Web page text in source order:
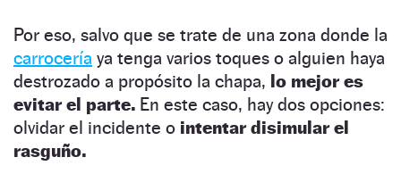
Por eso, salvo que se trate de una zona donde la
carrocería ya tenga varios toques o alguien haya
destrozado a propósito la chapa, lo mejor es
evitar el parte. En este caso, hay dos opciones:
olvidar el incidente o intentar disimular el
rasguño.